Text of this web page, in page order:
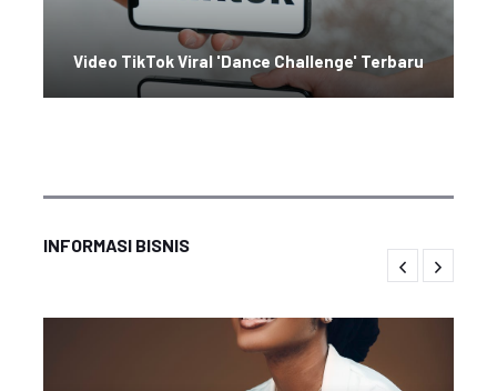
Video TikTok Viral 'Dance Challenge' Terbaru
INFORMASI BISNIS